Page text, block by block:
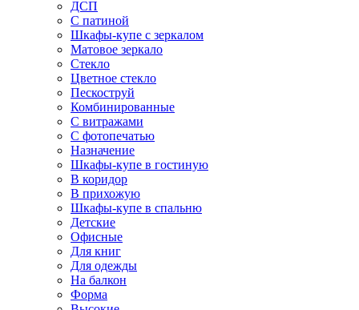
ДСП
С патиной
Шкафы-купе с зеркалом
Матовое зеркало
Стекло
Цветное стекло
Пескоструй
Комбинированные
С витражами
С фотопечатью
Назначение
Шкафы-купе в гостиную
В коридор
В прихожую
Шкафы-купе в спальню
Детские
Офисные
Для книг
Для одежды
На балкон
Форма